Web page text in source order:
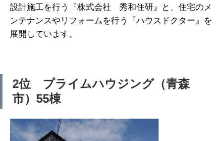
設計施工を行う『株式会社 秀和住研』と、住宅のメ
ンテナンスやリフォームを行う『ハウスドクター』を
展開しています。
2位 プライムハウジング（青森
市）55棟